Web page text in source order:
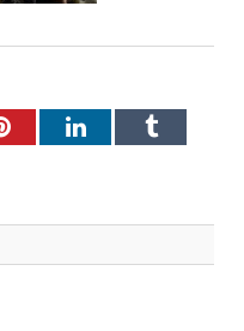
PinterestLinkedInTumblr